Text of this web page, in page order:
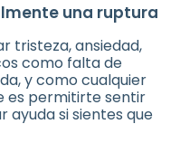
una ruptura
tristeza, ansiedad,
como falta de
y como cualquier
es permitirte sentir
ayuda si sientes que